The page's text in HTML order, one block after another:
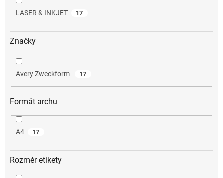
LASER & INKJET 17
Značky
Avery Zweckform 17
Formát archu
A4 17
Rozměr etikety